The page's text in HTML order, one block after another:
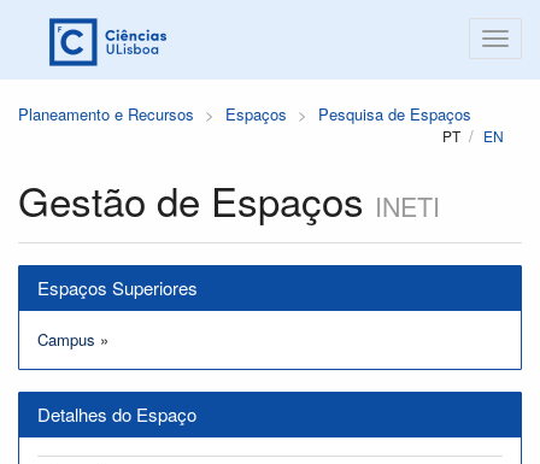
Planeamento e Recursos Espaços Pesquisa de Espaços
PT EN
Gestão de Espaços INETI
Espaços Superiores
Campus »
Detalhes do Espaço